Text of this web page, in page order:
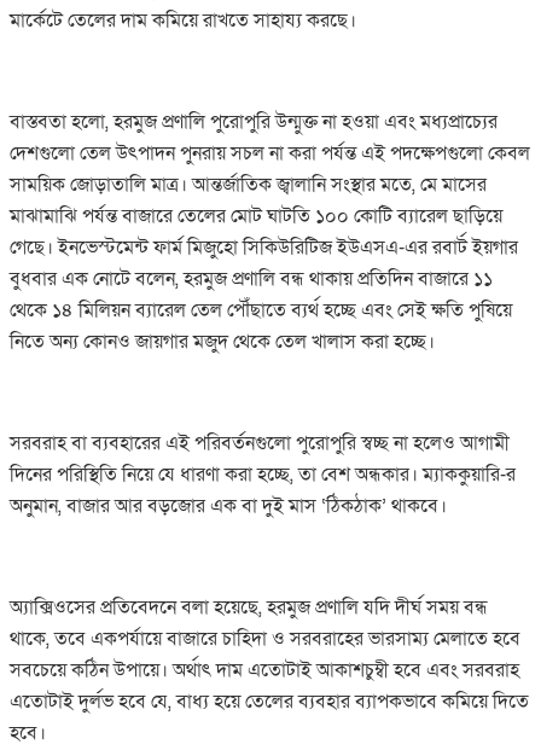
মার্কেটে তেলের দাম কমিয়ে রাখতে সাহায্য করছে।
বাস্তবতা হলো, হরমুজ প্রণালি পুরোপুরি উন্মুক্ত না হওয়া এবং মধ্যপ্রাচ্যের
দেশগুলো তেল উৎপাদন পুনরায় সচল না করা পর্যন্ত এই পদক্ষেপগুলো কেবল
সাময়িক জোড়াতালি মাত্র। আন্তর্জাতিক জ্বালানি সংস্থার মতে, মে মাসের
মাঝামাঝি পর্যন্ত বাজারে তেলের মোট ঘাটতি ১০০ কোটি ব্যারেল ছাড়িয়ে
গেছে। ইনভেস্টমেন্ট ফার্ম মিজুহো সিকিউরিটিজ ইউএসএ-এর রবার্ট ইয়গার
বুধবার এক নোটে বলেন, হরমুজ প্রণালি বন্ধ থাকায় প্রতিদিন বাজারে ১১
থেকে ১৪ মিলিয়ন ব্যারেল তেল পৌঁছাতে ব্যর্থ হচ্ছে এবং সেই ক্ষতি পুষিয়ে
নিতে অন্য কোনও জায়গার মজুদ থেকে তেল খালাস করা হচ্ছে।
সরবরাহ বা ব্যবহারের এই পরিবর্তনগুলো পুরোপুরি স্বচ্ছ না হলেও আগামী
দিনের পরিস্থিতি নিয়ে যে ধারণা করা হচ্ছে, তা বেশ অন্ধকার। ম্যাককুয়ারি-র
অনুমান, বাজার আর বড়জোর এক বা দুই মাস ‘ঠিকঠাক’ থাকবে।
অ্যাক্সিওসের প্রতিবেদনে বলা হয়েছে, হরমুজ প্রণালি যদি দীর্ঘ সময় বন্ধ
থাকে, তবে একপর্যায়ে বাজারে চাহিদা ও সরবরাহের ভারসাম্য মেলাতে হবে
সবচেয়ে কঠিন উপায়ে। অর্থাৎ দাম এতোটাই আকাশচুম্বী হবে এবং সরবরাহ
এতোটাই দুর্লভ হবে যে, বাধ্য হয়ে তেলের ব্যবহার ব্যাপকভাবে কমিয়ে দিতে
হবে।